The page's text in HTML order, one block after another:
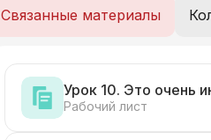
Связанные материалы
Урок 10. Это очень
Рабочий лист